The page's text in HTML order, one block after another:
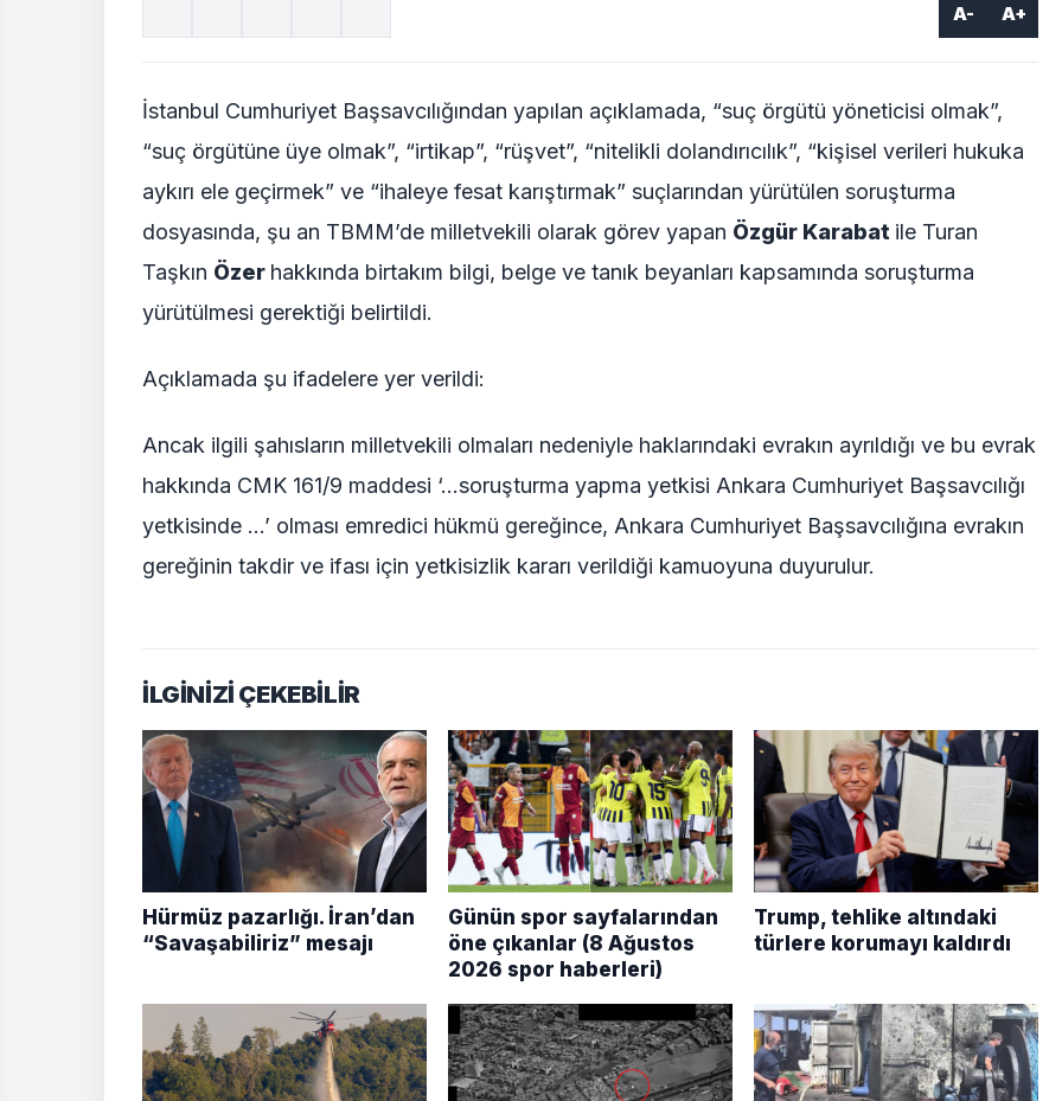
A- A+
İstanbul Cumhuriyet Başsavcılığından yapılan açıklamada, “suç örgütü yöneticisi olmak”,
“suç örgütüne üye olmak”, “irtikap”, “rüşvet”, “nitelikli dolandırıcılık”, “kişisel verileri hukuka
aykırı ele geçirmek” ve “ihaleye fesat karıştırmak” suçlarından yürütülen soruşturma
dosyasında, şu an TBMM’de milletvekili olarak görev yapan Özgür Karabat ile Turan
Taşkın Özer hakkında birtakım bilgi, belge ve tanık beyanları kapsamında soruşturma
yürütülmesi gerektiği belirtildi.
Açıklamada şu ifadelere yer verildi:
Ancak ilgili şahısların milletvekili olmaları nedeniyle haklarındaki evrakın ayrıldığı ve bu evrak
hakkında CMK 161/9 maddesi ‘…soruşturma yapma yetkisi Ankara Cumhuriyet Başsavcılığı
yetkisinde …’ olması emredici hükmü gereğince, Ankara Cumhuriyet Başsavcılığına evrakın
gereğinin takdir ve ifası için yetkisizlik kararı verildiği kamuoyuna duyurulur.
İLGİNİZİ ÇEKEBİLİR
Hürmüz pazarlığı. İran’dan
“Savaşabiliriz” mesajı
Günün spor sayfalarından
öne çıkanlar (8 Ağustos
2026 spor haberleri)
Trump, tehlike altındaki
türlere korumayı kaldırdı